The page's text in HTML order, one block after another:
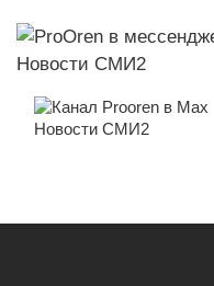
Новости СМИ2
Новости СМИ2